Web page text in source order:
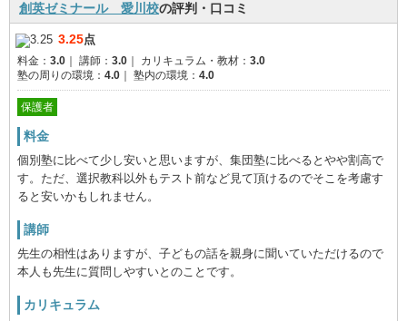
投稿者
通学時
の学年
創英ゼミナール 愛川校の評判・口コミ
3.25点
料金： 3.0 講師： 3.0 カリキュラム・教材： 3.0
塾の周りの環境： 4.0 塾内の環境： 4.0
保護者
料金
個別塾に比べて少し安いと思いますが、集団塾に比べるとやや割高で
す。ただ、選択教科以外もテスト前など見て頂けるのでそこを考慮す
ると安いかもしれません。
講師
先生の相性はありますが、子どもの話を親身に聞いていただけるので
本人も先生に質問しやすいとのことです。
カリキュラム